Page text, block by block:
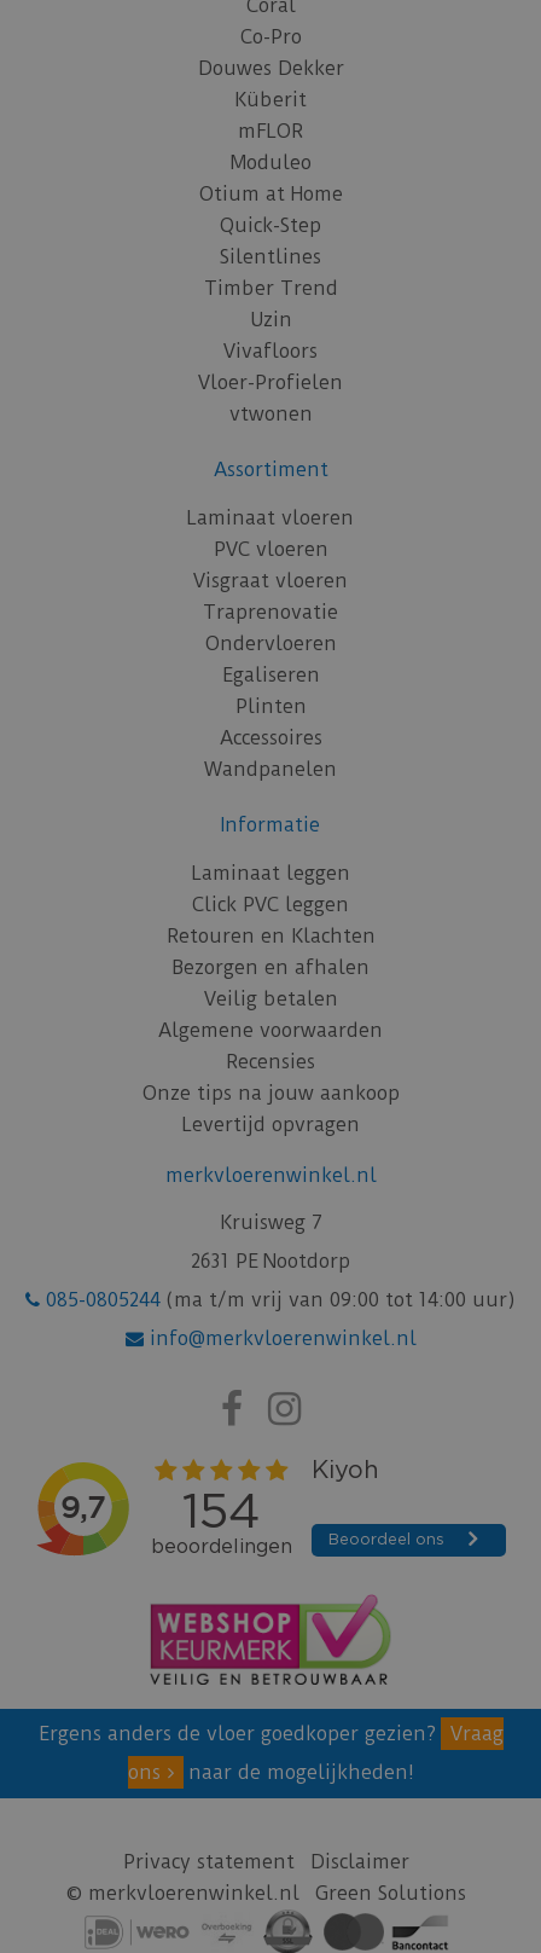
Coral
Co-Pro
Douwes Dekker
Küberit
mFLOR
Moduleo
Otium at Home
Quick-Step
Silentlines
Timber Trend
Uzin
Vivafloors
Vloer-Profielen
vtwonen
Assortiment
Laminaat vloeren
PVC vloeren
Visgraat vloeren
Traprenovatie
Ondervloeren
Egaliseren
Plinten
Accessoires
Wandpanelen
Informatie
Laminaat leggen
Click PVC leggen
Retouren en Klachten
Bezorgen en afhalen
Veilig betalen
Algemene voorwaarden
Recensies
Onze tips na jouw aankoop
Levertijd opvragen
merkvloerenwinkel.nl
Kruisweg 7
2631 PE Nootdorp
085-0805244 (ma t/m vrij van 09:00 tot 14:00 uur)
info@merkvloerenwinkel.nl
Ergens anders de vloer goedkoper gezien?
Vraag
ons
naar de mogelijkheden!
Privacy statement
Disclaimer
© merkvloerenwinkel.nl
Green Solutions